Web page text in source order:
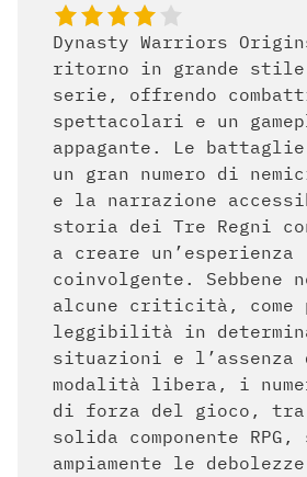
Dynasty Warriors
ritorno in grande
serie, offrendo
spettacolari e un
appagante. Le
un gran numero di
e la narrazione
storia dei Tre Regni
a creare un’esperienza
coinvolgente. Sebbene
alcune criticità, come
leggibilità in
situazioni e l’assenza
modalità libera, i
di forza del gioco, tra
solida componente RPG,
ampiamente le